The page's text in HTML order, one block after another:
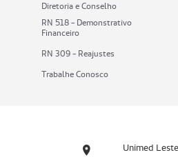
Diretoria e Conselho
RN 518 - Demonstrativo
Financeiro
RN 309 - Reajustes
Trabalhe Conosco
Unimed